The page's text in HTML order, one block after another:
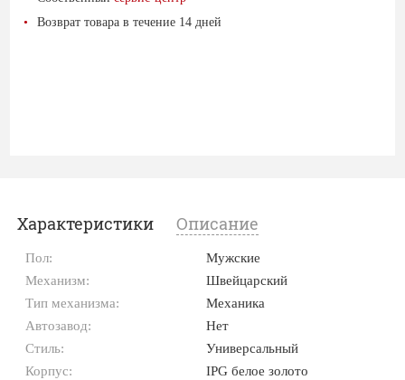
Возврат товара в течение 14 дней
Характеристики Описание
Пол:
Мужские
Механизм:
Швейцарский
Тип механизма:
Механика
Автозавод:
Нет
Стиль:
Универсальный
Корпус:
IPG белое золото